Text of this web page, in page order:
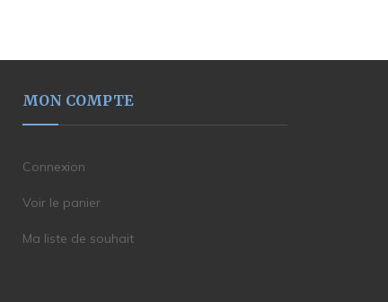
MON COMPTE
Connexion
Voir le panier
Ma liste de souhait